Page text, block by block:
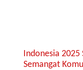
Indonesia
Semangat